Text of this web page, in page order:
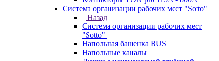
Система организации рабочих мест "Sotto"
Назад
Система организации рабочих мест
"Sotto"
Напольная башенка BUS
Напольные каналы